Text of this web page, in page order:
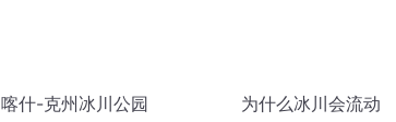
喀什-克州冰川公园 为什么冰川会流动